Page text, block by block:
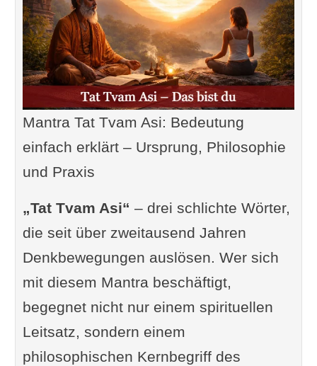
Mantra Tat Tvam Asi: Bedeutung
einfach erklärt – Ursprung, Philosophie
und Praxis
„Tat Tvam Asi“ – drei schlichte Wörter,
die seit über zweitausend Jahren
Denkbewegungen auslösen. Wer sich
mit diesem Mantra beschäftigt,
begegnet nicht nur einem spirituellen
Leitsatz, sondern einem
philosophischen Kernbegriff des